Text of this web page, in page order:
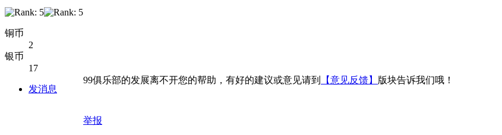
铜币
2
银币
17
发消息
99俱乐部的发展离不开您的帮助，有好的建议或意见请到 【意见反馈】 版块告诉我们哦！
举报